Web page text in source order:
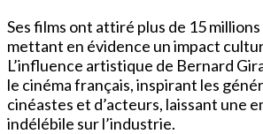
Ses films ont attiré plus de 15
mettant en évidence un impact
L’influence artistique de Bernard
le cinéma français, inspirant les
cinéastes et d’acteurs, laissant une
indélébile sur l’industrie.